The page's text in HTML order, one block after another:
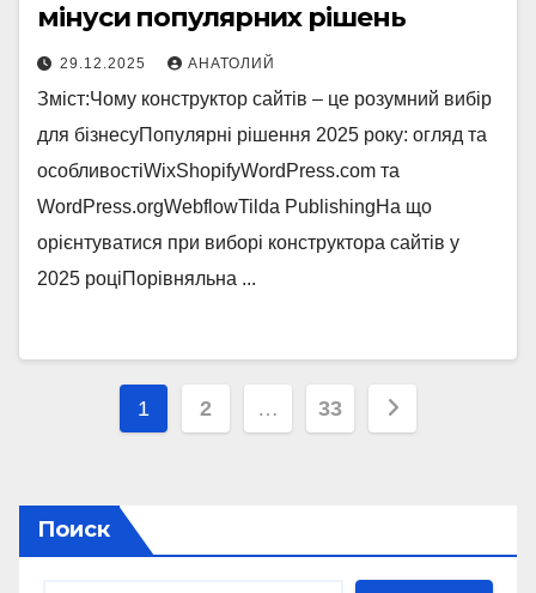
мінуси популярних рішень
29.12.2025 АНАТОЛИЙ
Зміст:Чому конструктор сайтів – це розумний вибір
для бізнесуПопулярні рішення 2025 року: огляд та
особливостіWixShopifyWordPress.com та
WordPress.orgWebflowTilda PublishingНа що
орієнтуватися при виборі конструктора сайтів у
2025 роціПорівняльна ...
Навигация
записям
1 2 … 33
Поиск